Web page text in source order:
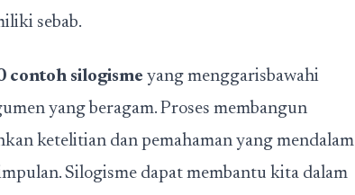
sebab.
contoh silogisme yang menggarisbawahi
yang beragam. Proses membangun
ketelitian dan pemahaman yang mendalam
Silogisme dapat membantu kita dalam